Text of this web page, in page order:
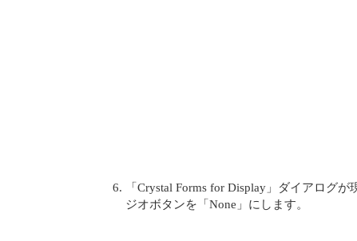
「Crystal Forms for Display」ダイアログ
ジオボタンを「None」にします。